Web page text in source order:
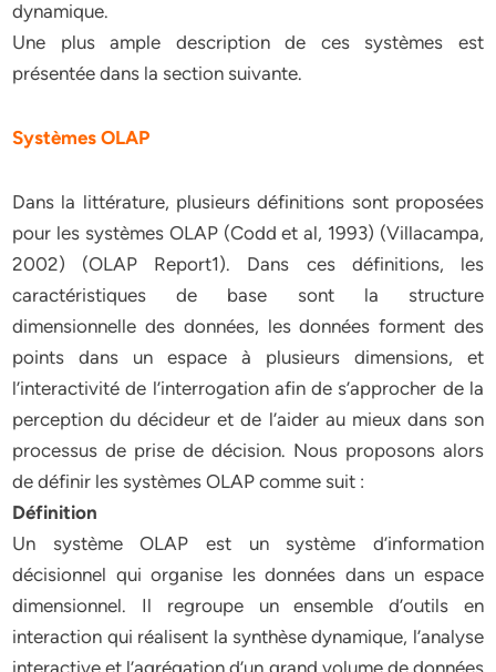
dynamique.
Une plus ample description de ces systèmes est
présentée dans la section suivante.
Systèmes OLAP
Dans la littérature, plusieurs définitions sont proposées
pour les systèmes OLAP (Codd et al, 1993) (Villacampa,
2002) (OLAP Report1). Dans ces définitions, les
caractéristiques de base sont la structure
dimensionnelle des données, les données forment des
points dans un espace à plusieurs dimensions, et
l’interactivité de l’interrogation afin de s’approcher de la
perception du décideur et de l’aider au mieux dans son
processus de prise de décision. Nous proposons alors
de définir les systèmes OLAP comme suit :
Définition
Un système OLAP est un système d’information
décisionnel qui organise les données dans un espace
dimensionnel. Il regroupe un ensemble d’outils en
interaction qui réalisent la synthèse dynamique, l’analyse
interactive et l’agrégation d’un grand volume de données